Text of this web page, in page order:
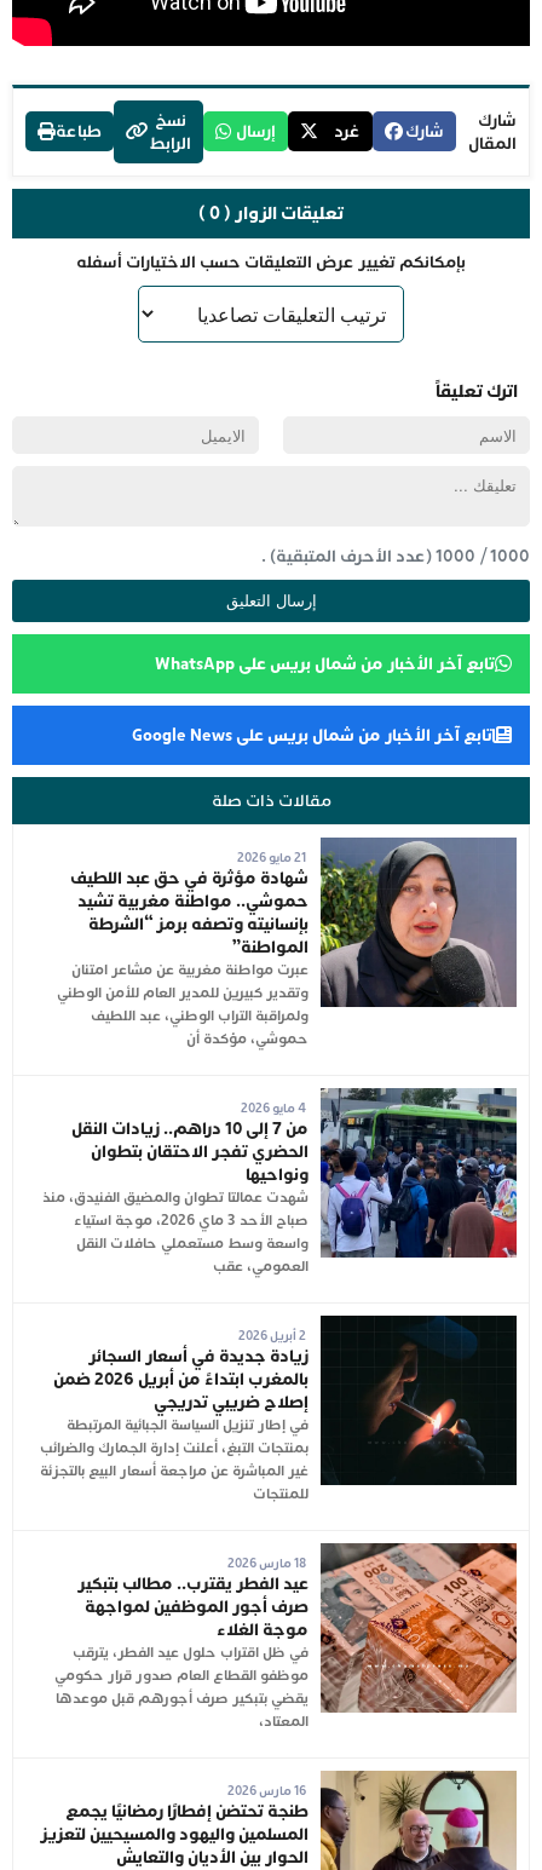
شارك
المقال
شارك غرد إرسال
نسخ
الرابط
طباعة
تعليقات الزوار ( 0 )
بإمكانكم تغيير عرض التعليقات حسب الاختيارات أسفله
اترك تعليقاً
1000
/
1000(عدد الأحرف المتبقية) .
تابع آخر الأخبار من شمال بريس على WhatsApp
تابع آخر الأخبار من شمال بريس على Google News
مقالات ذات صلة
21 مايو 2026
شهادة مؤثرة في حق عبد اللطيف
حموشي.. مواطنة مغربية تشيد
بإنسانيته وتصفه برمز “الشرطة
المواطنة”
عبرت مواطنة مغربية عن مشاعر امتنان
وتقدير كبيرين للمدير العام للأمن الوطني
ولمراقبة التراب الوطني، عبد اللطيف
حموشي، مؤكدة أن
4 مايو 2026
من 7 إلى 10 دراهم.. زيادات النقل
الحضري تفجر الاحتقان بتطوان
ونواحيها
شهدت عمالتا تطوان والمضيق الفنيدق، منذ
صباح الأحد 3 ماي 2026، موجة استياء
واسعة وسط مستعملي حافلات النقل
العمومي، عقب
2 أبريل 2026
زيادة جديدة في أسعار السجائر
بالمغرب ابتداءً من أبريل 2026 ضمن
إصلاح ضريبي تدريجي
في إطار تنزيل السياسة الجبائية المرتبطة
بمنتجات التبغ، أعلنت إدارة الجمارك والضرائب
غير المباشرة عن مراجعة أسعار البيع بالتجزئة
للمنتجات
18 مارس 2026
عيد الفطر يقترب.. مطالب بتبكير
صرف أجور الموظفين لمواجهة
موجة الغلاء
في ظل اقتراب حلول عيد الفطر، يترقب
موظفو القطاع العام صدور قرار حكومي
يقضي بتبكير صرف أجورهم قبل موعدها
المعتاد،
16 مارس 2026
طنجة تحتضن إفطارًا رمضانيًا يجمع
المسلمين واليهود والمسيحيين لتعزيز
الحوار بين الأديان والتعايش